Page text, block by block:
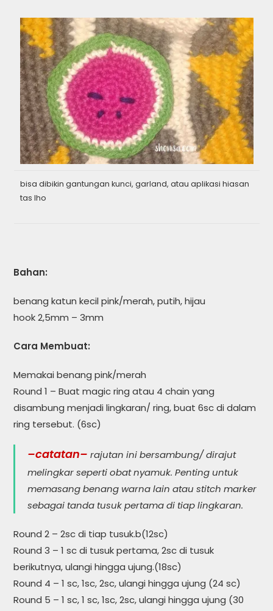
bisa dibikin gantungan kunci, garland, atau aplikasi hiasan
tas lho
Bahan:
benang katun kecil pink/merah, putih, hijau
hook 2,5mm – 3mm
Cara Membuat:
Memakai benang pink/merah
Round 1 – Buat magic ring atau 4 chain yang
disambung menjadi lingkaran/ ring, buat 6sc di dalam
ring tersebut. (6sc)
–catatan– rajutan ini bersambung/ dirajut
melingkar seperti obat nyamuk. Penting untuk
memasang benang warna lain atau stitch marker
sebagai tanda tusuk pertama di tiap lingkaran.
Round 2 – 2sc di tiap tusuk.b(12sc)
Round 3 – 1 sc di tusuk pertama, 2sc di tusuk
berikutnya, ulangi hingga ujung.(18sc)
Round 4 – 1 sc, 1sc, 2sc, ulangi hingga ujung (24 sc)
Round 5 – 1 sc, 1 sc, 1sc, 2sc, ulangi hingga ujung (30